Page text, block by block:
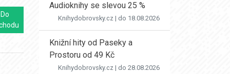
Do
Audioknihy se slevou 25 %
Knihydobrovsky.cz | do 18.08.2026
Knižní hity od Paseky a
Prostoru od 49 Kč
Knihydobrovsky.cz | do 28.08.2026